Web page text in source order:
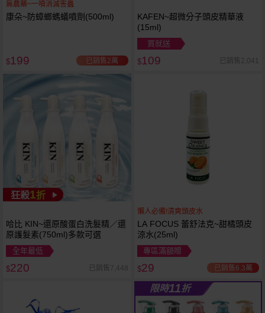
無農藥~一噴消滅害蟲
康朵~防蟑螂螞蟻噴劑(500ml)
$199 已銷售2萬
KAFEN~超微分子頭皮精華液
(15ml)
買就送
$109 已銷售2,041
狂殺1折
哈比 KIN~還原酸蛋白洗髮精／還
原護髮素(750ml)多款可選
全年最低
$220 已銷售7,448
懶人必備!清爽頭皮水
LA FOCUS 蕾舒法克~甜橘頭皮
涼水(25ml)
專區滿額贈
$29 已銷售6.3萬
限時11折